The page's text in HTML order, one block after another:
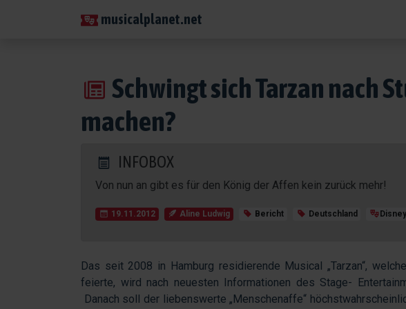
musicalplanet.net
Schwingt sich Tarzan nach
machen?
INFOBOX
Von nun an gibt es für den König der Affen kein zurück mehr!
19.11.2012 Aline Ludwig Bericht Deutschland
Das seit 2008 in Hamburg residierende Musical „Tarzan“,
feierte, wird nach neuesten Informationen des Stage-
Danach soll der liebenswerte „Menschenaffe“